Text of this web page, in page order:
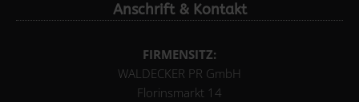
Anschrift & Kontakt
FIRMENSITZ:
WALDECKER PR GmbH
Florinsmarkt 14